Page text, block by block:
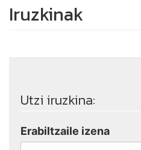
Iruzkinak
Utzi iruzkina:
Erabiltzaile izena